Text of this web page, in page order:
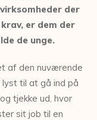
der
er dem der
de unge.
af den nuværende
til at gå ind på
tjekke ud, hvor
sit job til en